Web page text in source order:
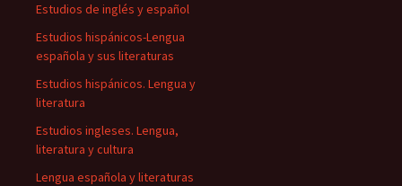
Estudios de inglés y español
Estudios hispánicos-Lengua
española y sus literaturas
Estudios hispánicos. Lengua y
literatura
Estudios ingleses. Lengua,
literatura y cultura
Lengua española y literaturas